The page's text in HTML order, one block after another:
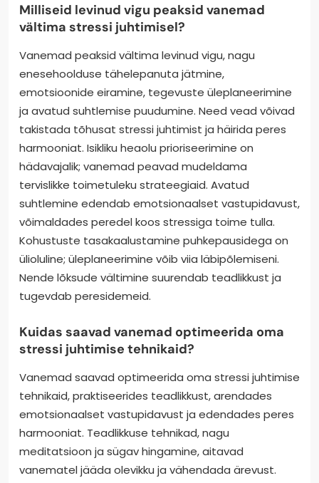
Milliseid levinud vigu peaksid vanemad
vältima stressi juhtimisel?
Vanemad peaksid vältima levinud vigu, nagu
enesehoolduse tähelepanuta jätmine,
emotsioonide eiramine, tegevuste üleplaneerimine
ja avatud suhtlemise puudumine. Need vead võivad
takistada tõhusat stressi juhtimist ja häirida peres
harmooniat. Isikliku heaolu prioriseerimine on
hädavajalik; vanemad peavad mudeldama
tervislikke toimetuleku strateegiaid. Avatud
suhtlemine edendab emotsionaalset vastupidavust,
võimaldades peredel koos stressiga toime tulla.
Kohustuste tasakaalustamine puhkepausidega on
ülioluline; üleplaneerimine võib viia läbipõlemiseni.
Nende lõksude vältimine suurendab teadlikkust ja
tugevdab peresidemeid.
Kuidas saavad vanemad optimeerida oma
stressi juhtimise tehnikaid?
Vanemad saavad optimeerida oma stressi juhtimise
tehnikaid, praktiseerides teadlikkust, arendades
emotsionaalset vastupidavust ja edendades peres
harmooniat. Teadlikkuse tehnikad, nagu
meditatsioon ja sügav hingamine, aitavad
vanematel jääda olevikku ja vähendada ärevust.